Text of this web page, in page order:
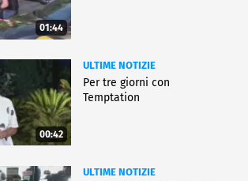
01:44
00:42
ULTIME NOTIZIE
Per tre giorni con
Temptation
ULTIME NOTIZIE